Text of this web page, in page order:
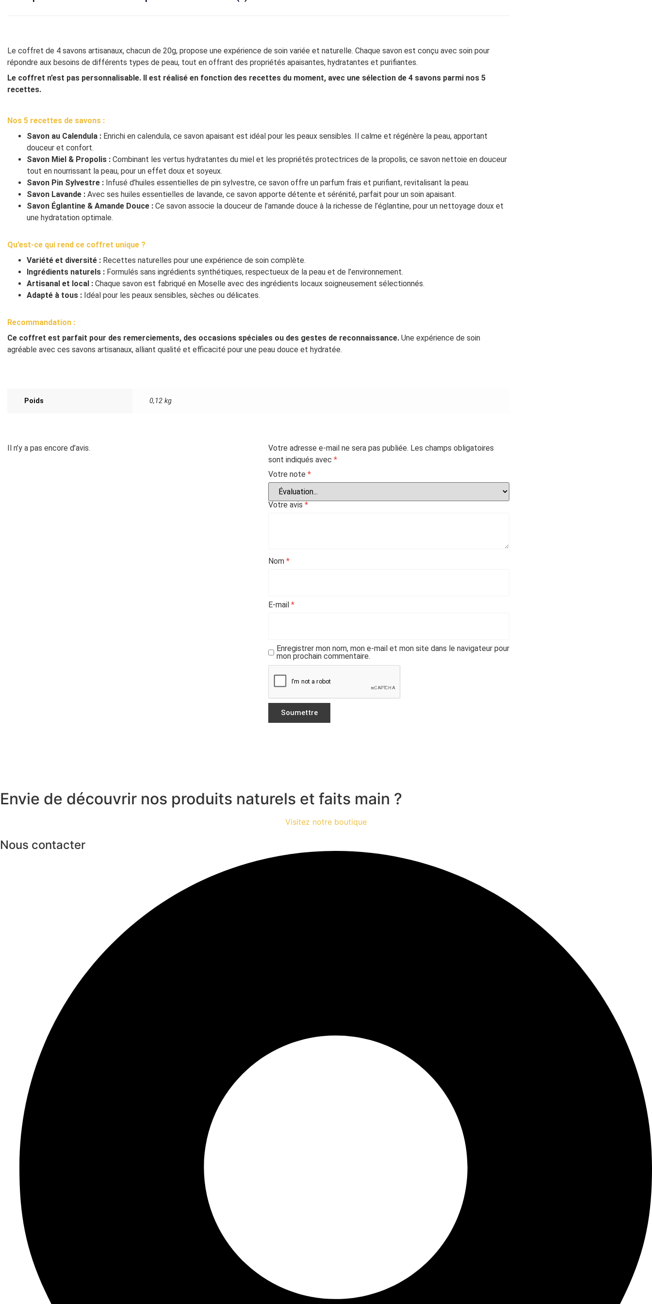
Le coffret de 4 savons artisanaux, chacun de 20g, propose une expérience de soin variée et naturelle. Chaque savon est conçu avec soin pour
répondre aux besoins de différents types de peau, tout en offrant des propriétés apaisantes, hydratantes et purifiantes.
Le coffret n’est pas personnalisable. Il est réalisé en fonction des recettes du moment, avec une sélection de 4 savons parmi nos 5
recettes.
Nos 5 recettes de savons :
Savon au Calendula : Enrichi en calendula, ce savon apaisant est idéal pour les peaux sensibles. Il calme et régénère la peau, apportant
douceur et confort.
Savon Miel & Propolis : Combinant les vertus hydratantes du miel et les propriétés protectrices de la propolis, ce savon nettoie en douceur
tout en nourrissant la peau, pour un effet doux et soyeux.
Savon Pin Sylvestre : Infusé d’huiles essentielles de pin sylvestre, ce savon offre un parfum frais et purifiant, revitalisant la peau.
Savon Lavande : Avec ses huiles essentielles de lavande, ce savon apporte détente et sérénité, parfait pour un soin apaisant.
Savon Églantine & Amande Douce : Ce savon associe la douceur de l’amande douce à la richesse de l’églantine, pour un nettoyage doux et
une hydratation optimale.
Qu’est-ce qui rend ce coffret unique ?
Variété et diversité : Recettes naturelles pour une expérience de soin complète.
Ingrédients naturels : Formulés sans ingrédients synthétiques, respectueux de la peau et de l’environnement.
Artisanal et local : Chaque savon est fabriqué en Moselle avec des ingrédients locaux soigneusement sélectionnés.
Adapté à tous : Idéal pour les peaux sensibles, sèches ou délicates.
Recommandation :
Ce coffret est parfait pour des remerciements, des occasions spéciales ou des gestes de reconnaissance. Une expérience de soin
agréable avec ces savons artisanaux, alliant qualité et efficacité pour une peau douce et hydratée.
Poids 0,12 kg
Il n’y a pas encore d’avis. Votre adresse e-mail ne sera pas publiée. Les champs obligatoires
sont indiqués avec*
Votre note*
Votre avis*
Nom*
E-mail*
Enregistrer mon nom, mon e-mail et mon site dans le navigateur pour
mon prochain commentaire.
Envie de découvrir nos produits naturels et faits main ?
Visitez notre boutique
Nous contacter